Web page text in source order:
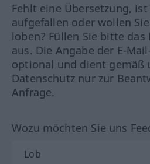
Fehlt eine Übersetzung,
aufgefallen oder wollen
loben? Füllen Sie bitte das
aus. Die Angabe der E-
optional und dient gemäß
Datenschutz nur zur
Anfrage.
Wozu möchten Sie uns